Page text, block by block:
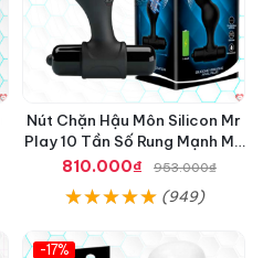
Nút Chặn Hậu Môn Silicon Mr
Play 10 Tần Số Rung Mạnh Mẽ
Kích Thích
810.000₫ 953.000₫
(949)
-17%